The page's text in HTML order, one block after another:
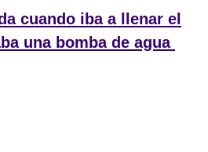
cuando iba a llenar el
una bomba de agua